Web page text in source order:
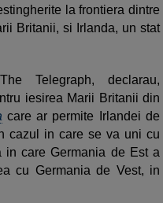
la frontiera dintre
Britanii, si Irlanda, un stat
Telegraph, declarau,
iesirea Marii Britanii din
care ar permite Irlandei de
cazul in care se va uni cu
in care Germania de Est a
cu Germania de Vest, in